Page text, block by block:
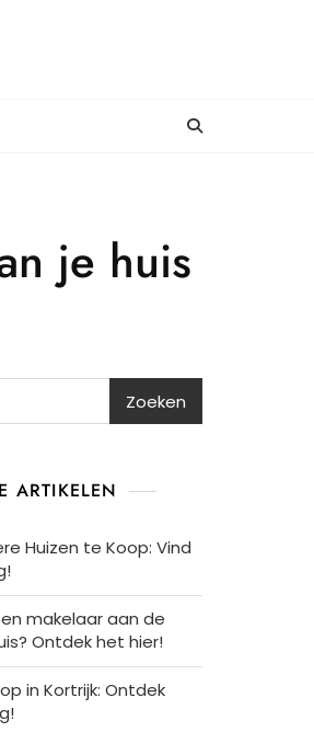
je huis
Zoeken
ARTIKELEN
Huizen te Koop: Vind
makelaar aan de
Ontdek het hier!
in Kortrijk: Ontdek